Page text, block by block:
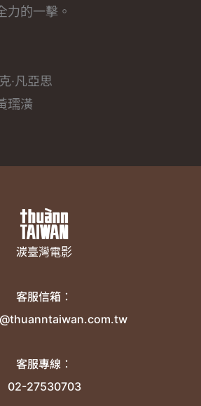
力的一擊。
·凡亞思
瓀潢
湠臺灣電影
客服信箱：
客服專線：
02-27530703